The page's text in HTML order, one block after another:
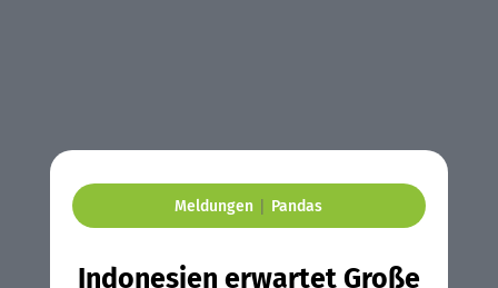
Meldungen | Pandas
Indonesien erwartet Große